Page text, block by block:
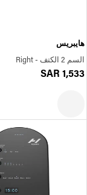
هايبريس
السم 2 الكتف - Right
SAR 1,533